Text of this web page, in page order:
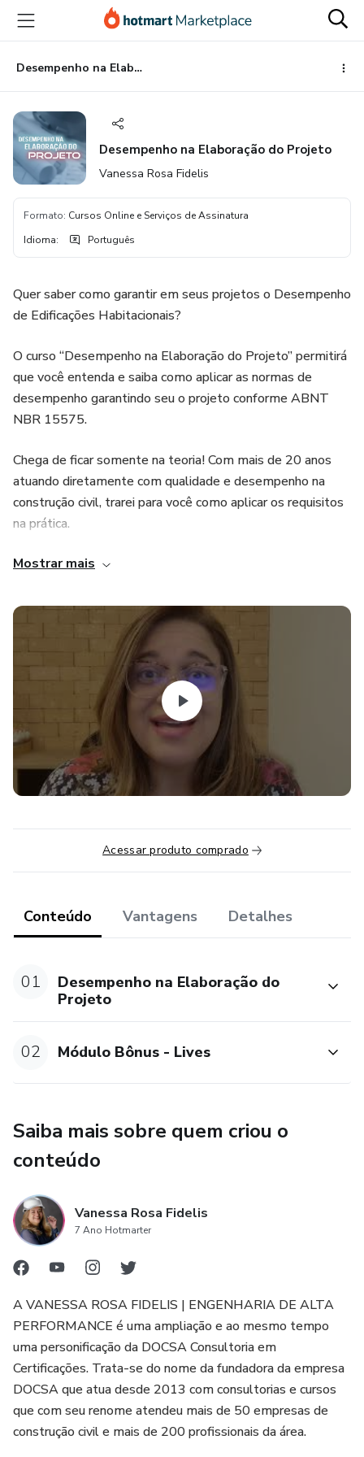
para
conteúdo
principal
para
pagamento
para
rodapé
Desempenho na Elaboração do Projeto
Desempenho na Elaboração do Projeto
Vanessa Rosa Fidelis
Formato: Cursos Online e Serviços de Assinatura
Idioma: Português
Quer saber como garantir em seus projetos o Desempenho
de Edificações Habitacionais?
O curso “Desempenho na Elaboração do Projeto” permitirá
que você entenda e saiba como aplicar as normas de
desempenho garantindo seu o projeto conforme ABNT
NBR 15575.
Chega de ficar somente na teoria! Com mais de 20 anos
atuando diretamente com qualidade e desempenho na
construção civil, trarei para você como aplicar os requisitos
na prática.
O curso “Desempenho na Elaboração do Projeto” aborda
Estruturas e Fundações, Instalações Hidráulicas e
Sanitárias, Instalações Elétricas e Coberturas.
E tudo isso ao um preço acessível.
Mostrar mais
Acessar produto comprado
Conteúdo Vantagens Detalhes
01
Desempenho na Elaboração do
Projeto
02 Módulo Bônus - Lives
Saiba mais sobre quem criou o
conteúdo
Vanessa Rosa Fidelis
7 Ano Hotmarter
A VANESSA ROSA FIDELIS | ENGENHARIA DE ALTA
PERFORMANCE é uma ampliação e ao mesmo tempo
uma personificação da DOCSA Consultoria em
Certificações. Trata-se do nome da fundadora da empresa
DOCSA que atua desde 2013 com consultorias e cursos
que com seu renome atendeu mais de 50 empresas de
construção civil e mais de 200 profissionais da área.